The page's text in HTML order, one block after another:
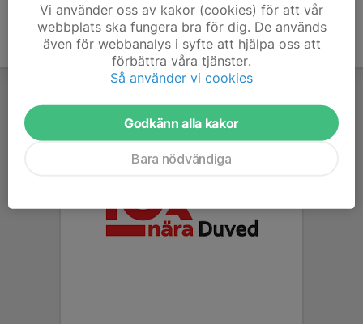
Vi använder oss av kakor (cookies) för att vår
webbplats ska fungera bra för dig. De används
även för webbanalys i syfte att hjälpa oss att
förbättra våra tjänster.
Så använder vi cookies
Godkänn alla kakor
Bara nödvändiga